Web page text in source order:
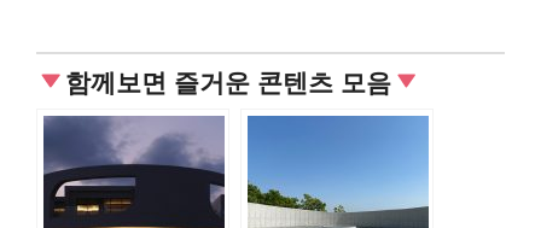
함께보면 즐거운 콘텐츠 모음